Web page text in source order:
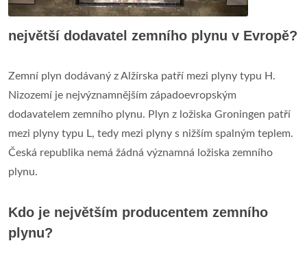
největší dodavatel zemního plynu v Evropě?
Zemní plyn dodávaný z Alžírska patří mezi plyny typu H.
Nizozemí je nejvýznamnějším západoevropským
dodavatelem zemního plynu. Plyn z ložiska Groningen patří
mezi plyny typu L, tedy mezi plyny s nižším spalným teplem.
Česká republika nemá žádná významná ložiska zemního
plynu.
Kdo je největším producentem zemního
plynu?